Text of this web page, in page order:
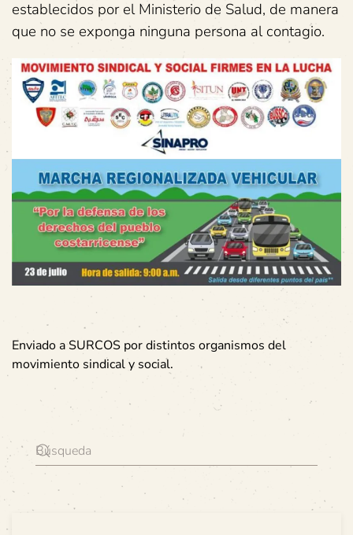
establecidos por el Ministerio de Salud, de manera
que no se exponga ninguna persona al contagio.
Enviado a SURCOS por distintos organismos del
movimiento sindical y social.